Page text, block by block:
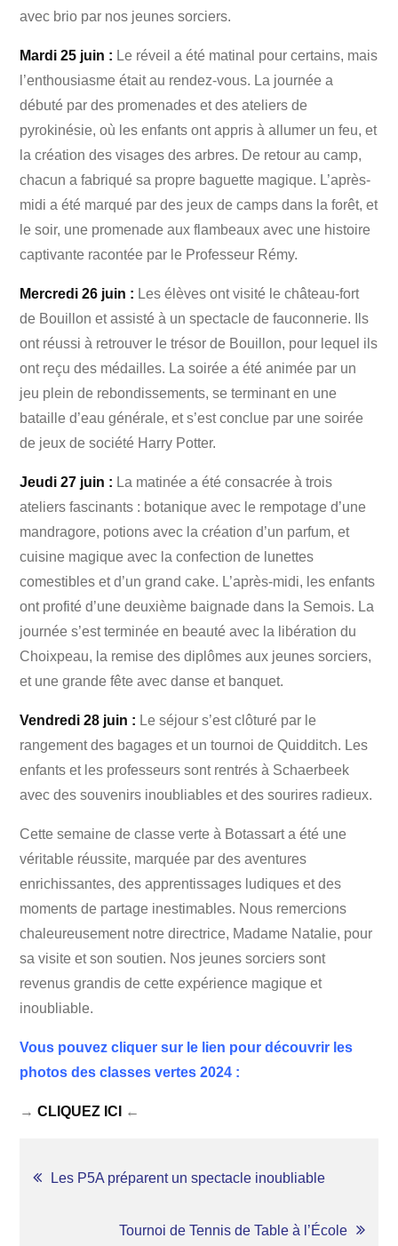
avec brio par nos jeunes sorciers.
Mardi 25 juin : Le réveil a été matinal pour certains, mais
l’enthousiasme était au rendez-vous. La journée a
débuté par des promenades et des ateliers de
pyrokinésie, où les enfants ont appris à allumer un feu, et
la création des visages des arbres. De retour au camp,
chacun a fabriqué sa propre baguette magique. L’après-
midi a été marqué par des jeux de camps dans la forêt, et
le soir, une promenade aux flambeaux avec une histoire
captivante racontée par le Professeur Rémy.
Mercredi 26 juin : Les élèves ont visité le château-fort
de Bouillon et assisté à un spectacle de fauconnerie. Ils
ont réussi à retrouver le trésor de Bouillon, pour lequel ils
ont reçu des médailles. La soirée a été animée par un
jeu plein de rebondissements, se terminant en une
bataille d’eau générale, et s’est conclue par une soirée
de jeux de société Harry Potter.
Jeudi 27 juin : La matinée a été consacrée à trois
ateliers fascinants : botanique avec le rempotage d’une
mandragore, potions avec la création d’un parfum, et
cuisine magique avec la confection de lunettes
comestibles et d’un grand cake. L’après-midi, les enfants
ont profité d’une deuxième baignade dans la Semois. La
journée s’est terminée en beauté avec la libération du
Choixpeau, la remise des diplômes aux jeunes sorciers,
et une grande fête avec danse et banquet.
Vendredi 28 juin : Le séjour s’est clôturé par le
rangement des bagages et un tournoi de Quidditch. Les
enfants et les professeurs sont rentrés à Schaerbeek
avec des souvenirs inoubliables et des sourires radieux.
Cette semaine de classe verte à Botassart a été une
véritable réussite, marquée par des aventures
enrichissantes, des apprentissages ludiques et des
moments de partage inestimables. Nous remercions
chaleureusement notre directrice, Madame Natalie, pour
sa visite et son soutien. Nos jeunes sorciers sont
revenus grandis de cette expérience magique et
inoubliable.
Vous pouvez cliquer sur le lien pour découvrir les
photos des classes vertes 2024 :
→CLIQUEZ ICI ←
NAVIGATION
Les P5A préparent un spectacle inoubliable
Tournoi de Tennis de Table à l’École